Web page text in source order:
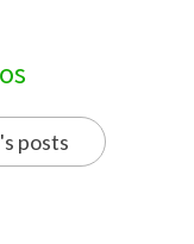
posts